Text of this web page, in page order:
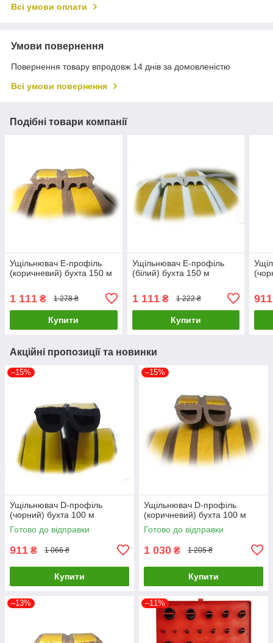
Всі умови оплати
Умови повернення
Повернення товару впродовж 14 днів за домовленістю
Всі умови повернення
Подібні товари компанії
Ущільнювач E-профіль
(коричневий) бухта 150 м
1 111 ₴ 1 278 ₴
Купити
Ущільнювач E-профіль
(білий) бухта 150 м
1 111₴ 1 222 ₴
Купити
911
Акційні пропозиції та новинки
–15%
Ущільнювач D-профіль
(чорний) бухта 100 м
Готово до відправки
911 ₴ 1 066 ₴
Купити
–15%
Ущільнювач D-профіль
(коричневий) бухта 100 м
Готово до відправки
1 030 ₴ 1 205 ₴
Купити
–13% –11%